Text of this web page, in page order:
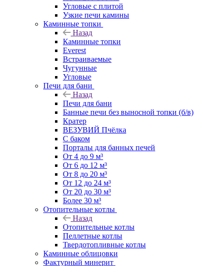
Угловые с плитой
Узкие печи камины
Каминные топки
Назад
Каминные топки
Everest
Встраиваемые
Чугунные
Угловые
Печи для бани
Назад
Печи для бани
Банные печи без выносной топки (б/в)
Кратер
ВЕЗУВИЙ Пчёлка
С баком
Порталы для банных печей
От 4 до 9 м³
От 6 до 12 м³
От 8 до 20 м³
От 12 до 24 м³
От 20 до 30 м³
Более 30 м³
Отопительные котлы
Назад
Отопительные котлы
Пеллетные котлы
Твердотопливные котлы
Каминные облицовки
Фактурный минерит